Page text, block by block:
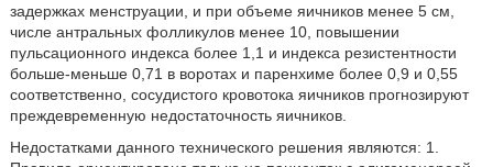
задержках менструации, и при объеме яичников менее 5 см,
числе антральных фолликулов менее 10, повышении
пульсационного индекса более 1,1 и индекса резистентности
больше-меньше 0,71 в воротах и паренхиме более 0,9 и 0,55
соответственно, сосудистого кровотока яичников прогнозируют
преждевременную недостаточность яичников.
Недостатками данного технического решения являются: 1.